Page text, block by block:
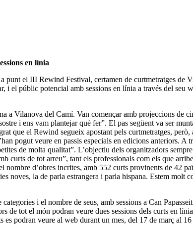
en línia
punt el III Rewind Festival, certamen de curtmetratges de
i el públic potencial amb sessions en línia a través del
a Vilanova del Camí. Van començar amb projeccions de
i ens vam plantejar què fer”. El pas següent va ser
que el Rewind segueix apostant pels curtmetratges,
pogut veure en passis especials en edicions anteriors.
de molta qualitat”. L’objectiu dels organitzadors
curts de tot arreu”, tant els professionals com els que
d’obres incrites, amb 552 curts provinents de 42
noves, la de parla estrangera i parla hispana. Estem molt
i el nombre de seus, amb sessions a Can
de tot el món podran veure dues sessions dels curts en
es podran veure al web durant un mes, del 17 de març al 16